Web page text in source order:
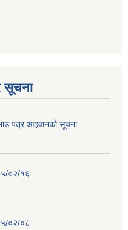
सूचना
पत्र आहवानको सूचना
०२/१६
०२/०८